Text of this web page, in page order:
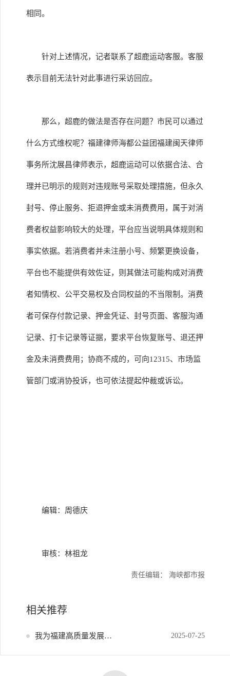
相同。
针对上述情况，记者联系了超鹿运动客服。客服
表示目前无法针对此事进行采访回应。
那么，超鹿的做法是否存在问题？市民可以通过
什么方式维权呢？福建律师海都公益团福建闽天律师
事务所沈展昌律师表示，超鹿运动可以依据合法、合
理并已明示的规则对违规账号采取处理措施，但永久
封号、停止服务、拒退押金或未消费费用，属于对消
费者权益影响较大的处理，平台应当说明具体规则和
事实依据。若消费者并未注册小号、频繁更换设备，
平台也不能提供有效佐证，则其做法可能构成对消费
者知情权、公平交易权及合同权益的不当限制。消费
者可保存付款记录、押金凭证、封号页面、客服沟通
记录、打卡记录等证据，要求平台恢复账号、退还押
金及未消费费用；协商不成的，可向12315、市场监
管部门或消协投诉，也可依法提起仲裁或诉讼。
编辑：周德庆
审核：林祖龙
责任编辑： 海峡都市报
相关推荐
我为福建高质量发展献策 2025-07-25